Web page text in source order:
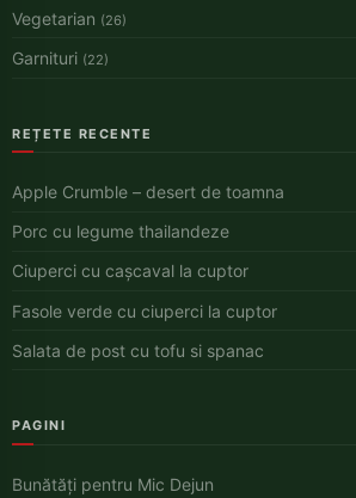
Vegetarian (26)
Garnituri (22)
REȚETE RECENTE
Apple Crumble – desert de toamna
Porc cu legume thailandeze
Ciuperci cu cașcaval la cuptor
Fasole verde cu ciuperci la cuptor
Salata de post cu tofu si spanac
PAGINI
Bunătăți pentru Mic Dejun